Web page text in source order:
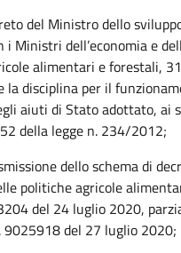
del Ministro dello
i Ministri dell’economia e
alimentari e forestali,
la disciplina per il
aiuti di Stato adottato, ai
della legge n. 234/2012;
dello schema di
politiche agricole
del 24 luglio 2020,
9025918 del 27 luglio 2020;